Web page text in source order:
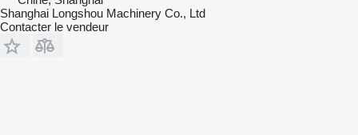
Shanghai Longshou Machinery Co., Ltd
Contacter le vendeur